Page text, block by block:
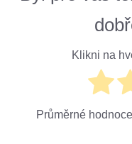
Klikni na
Průměrné